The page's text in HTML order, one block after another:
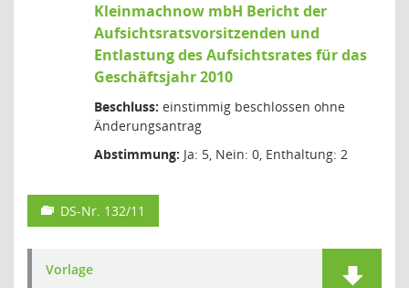
Kleinmachnow mbH Bericht der
Aufsichtsratsvorsitzenden und
Entlastung des Aufsichtsrates für das
Geschäftsjahr 2010
Beschluss: einstimmig beschlossen ohne
Änderungsantrag
Abstimmung: Ja: 5, Nein: 0, Enthaltung: 2
DS-Nr. 132/11
Vorlage